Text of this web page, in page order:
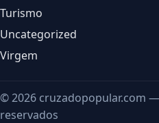
Turismo
Uncategorized
Virgem
© 2026 cruzadopopular.com
reservados